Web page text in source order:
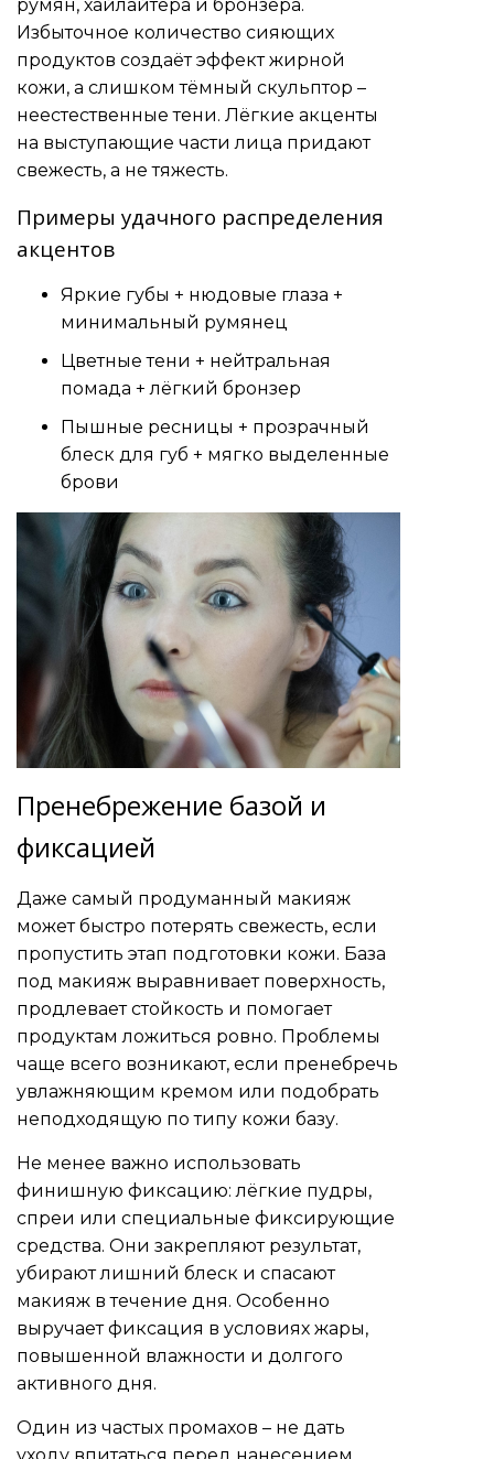
румян, хайлайтера и бронзера.
Избыточное количество сияющих
продуктов создаёт эффект жирной
кожи, а слишком тёмный скульптор –
неестественные тени. Лёгкие акценты
на выступающие части лица придают
свежесть, а не тяжесть.
Примеры удачного распределения
акцентов
Яркие губы + нюдовые глаза +
минимальный румянец
Цветные тени + нейтральная
помада + лёгкий бронзер
Пышные ресницы + прозрачный
блеск для губ + мягко выделенные
брови
Пренебрежение базой и
фиксацией
Даже самый продуманный макияж
может быстро потерять свежесть, если
пропустить этап подготовки кожи. База
под макияж выравнивает поверхность,
продлевает стойкость и помогает
продуктам ложиться ровно. Проблемы
чаще всего возникают, если пренебречь
увлажняющим кремом или подобрать
неподходящую по типу кожи базу.
Не менее важно использовать
финишную фиксацию: лёгкие пудры,
спреи или специальные фиксирующие
средства. Они закрепляют результат,
убирают лишний блеск и спасают
макияж в течение дня. Особенно
выручает фиксация в условиях жары,
повышенной влажности и долгого
активного дня.
Один из частых промахов – не дать
уходу впитаться перед нанесением